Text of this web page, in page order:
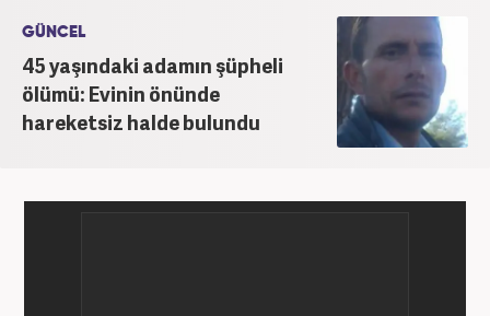
GÜNCEL
45 yaşındaki adamın şüpheli
ölümü: Evinin önünde
hareketsiz halde bulundu